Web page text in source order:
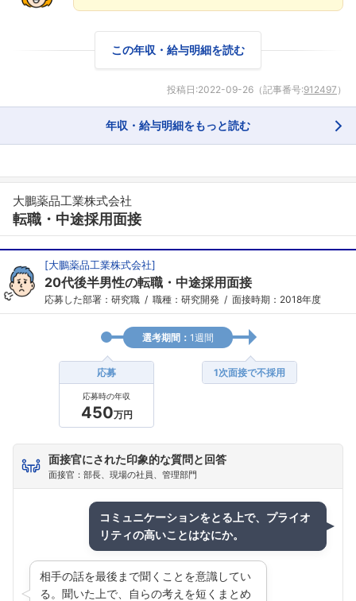
この年収・給与明細を読む
投稿日:2022-09-26 （記事番号:912497 ）
年収・給与明細をもっと読む
大鵬薬品工業株式会社
転職・中途採用面接
[大鵬薬品工業株式会社]
20代後半男性の転職・中途採用面接
応募した部署：研究職 職種：研究開発 面接時期：2018年度
選考期間： 1週間
応募
応募時の年収
450万円
1次面接で不採用
面接官にされた印象的な質問と回答
面接官：部長、現場の社員、管理部門
コミュニケーションをとる上で、プライオ
リティの高いことはなにか。
相手の話を最後まで聞くことを意識してい
る。聞いた上で、自らの考えを短くまとめ